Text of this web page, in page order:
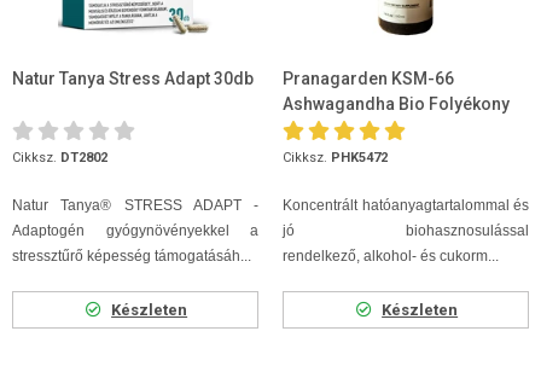
Natur Tanya Stress Adapt 30db
Cikksz. DT2802
Natur Tanya® STRESS ADAPT -
Adaptogén gyógynövényekkel a
stressztűrő képesség támogatásáh...
Készleten
Pranagarden KSM-66
Ashwagandha Bio Folyékony
kivonat 100 ml
Cikksz. PHK5472
Koncentrált hatóanyagtartalommal és
jó biohasznosulással
rendelkező, alkohol- és cukorm...
Készleten